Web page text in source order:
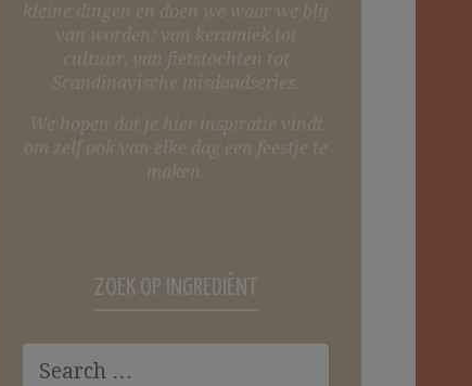
kleine dingen en doen we waar we blij
van worden: van keramiek tot
cultuur, van fietstochten tot
Scandinavische misdaadseries.
We hopen dat je hier inspiratie vindt
om zelf ook van elke dag een feestje te
maken.
ZOEK OP INGREDIËNT